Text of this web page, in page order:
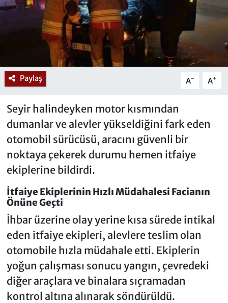
Paylaş A- A+
Seyir halindeyken motor kısmından
dumanlar ve alevler yükseldiğini fark eden
otomobil sürücüsü, aracını güvenli bir
noktaya çekerek durumu hemen itfaiye
ekiplerine bildirdi.
İtfaiye Ekiplerinin Hızlı Müdahalesi Facianın
Önüne Geçti
İhbar üzerine olay yerine kısa sürede intikal
eden itfaiye ekipleri, alevlere teslim olan
otomobile hızla müdahale etti. Ekiplerin
yoğun çalışması sonucu yangın, çevredeki
diğer araçlara ve binalara sıçramadan
kontrol altına alınarak söndürüldü.